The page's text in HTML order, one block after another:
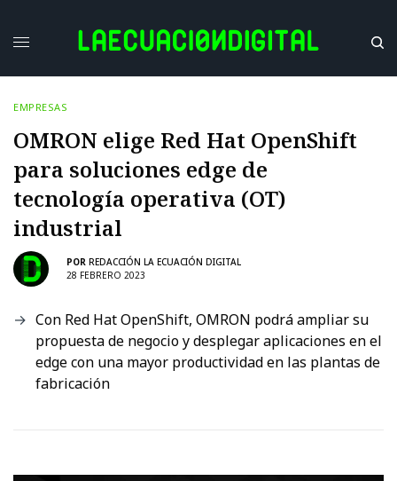
EMPRESAS
OMRON elige Red Hat OpenShift
para soluciones edge de
tecnología operativa (OT)
industrial
POR REDACCIÓN LA ECUACIÓN DIGITAL
28 FEBRERO 2023
Con Red Hat OpenShift, OMRON podrá ampliar su
propuesta de negocio y desplegar aplicaciones en el
edge con una mayor productividad en las plantas de
fabricación